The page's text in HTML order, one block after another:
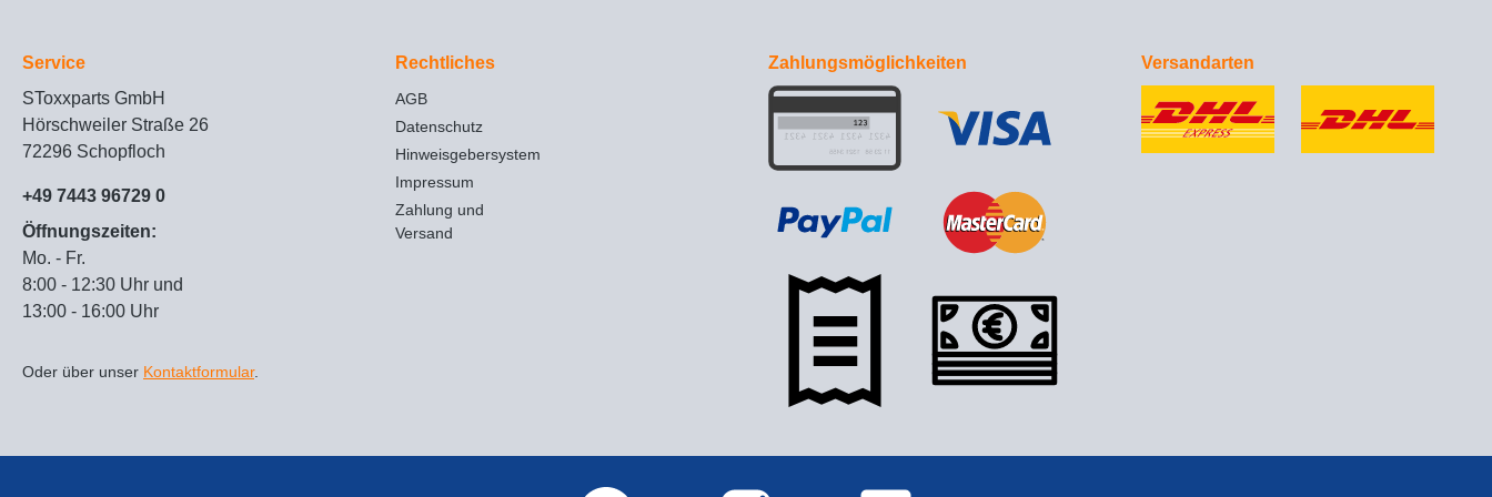
Service
SToxxparts GmbH
Hörschweiler Straße 26
72296 Schopfloch
+49 7443 96729 0
Öffnungszeiten:
Mo. - Fr.
8:00 - 12:30 Uhr und
13:00 - 16:00 Uhr
Oder über unser Kontaktformular.
Rechtliches
AGB
Datenschutz
Hinweisgebersystem
Impressum
Zahlung und
Versand
Zahlungsmöglichkeiten Versandarten